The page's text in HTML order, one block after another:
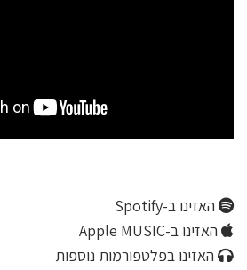
האזינו ב-Spotify
האזינו ב-Apple MUSIC
האזינו בפלטפורמות נוספות